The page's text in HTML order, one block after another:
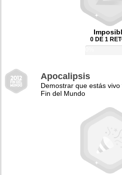
0 DE 1
Apocalipsis
Demostrar que estás
Fin del Mundo